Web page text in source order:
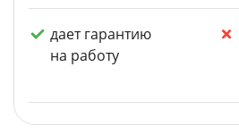
дает гарантию
на работу